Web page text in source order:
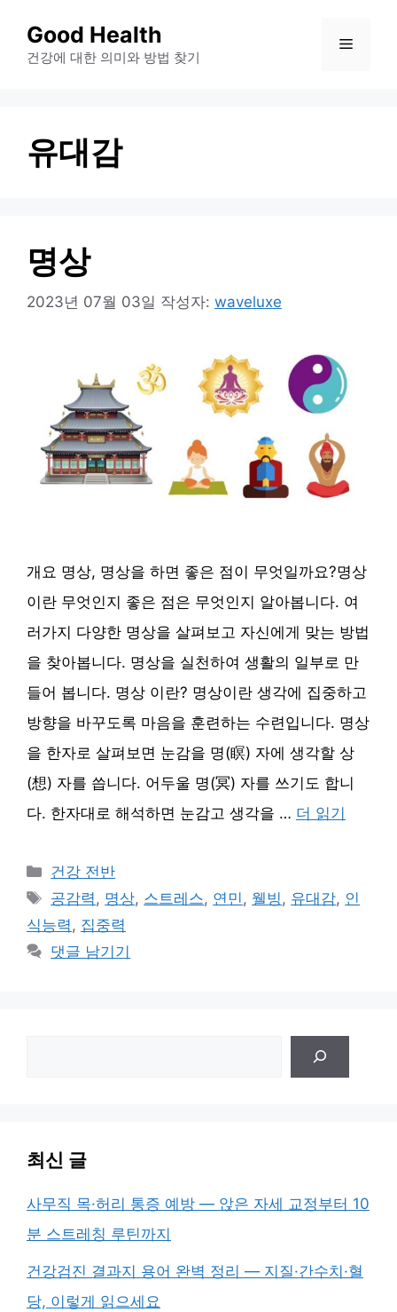
Good Health
건강에 대한 의미와 방법 찾기
메
유대감
명상
2023년 07월 03일 작성자: waveluxe
개요 명상, 명상을 하면 좋은 점이 무엇일까요?명상
이란 무엇인지 좋은 점은 무엇인지 알아봅니다. 여
러가지 다양한 명상을 살펴보고 자신에게 맞는 방법
을 찾아봅니다. 명상을 실천하여 생활의 일부로 만
들어 봅니다. 명상 이란? 명상이란 생각에 집중하고
방향을 바꾸도록 마음을 훈련하는 수련입니다. 명상
을 한자로 살펴보면 눈감을 명(瞑) 자에 생각할 상
(想) 자를 씁니다. 어두울 명(冥) 자를 쓰기도 합니
다. 한자대로 해석하면 눈감고 생각을 … 더 읽기
카
테
고
리
건강 전반
태
그
공감력 , 명상, 스트레스, 연민 , 웰빙 , 유대감, 인
식능력 , 집중력
댓글 남기기
최신 글
사무직 목·허리 통증 예방 — 앉은 자세 교정부터 10
분 스트레칭 루틴까지
건강검진 결과지 용어 완벽 정리 — 지질·간수치·혈
당, 이렇게 읽으세요